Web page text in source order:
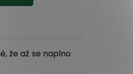
že až se naplno